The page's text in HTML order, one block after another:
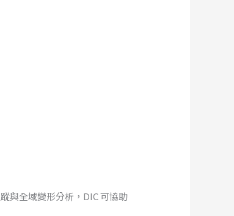
與全域變形分析，DIC 可協助